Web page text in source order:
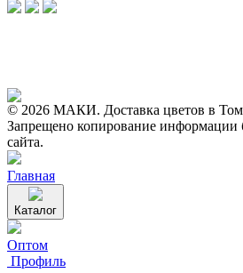
© 2026 МАКИ. Доставка цветов в
Запрещено копирование информации
сайта.
Главная
Каталог
Оптом
Профиль